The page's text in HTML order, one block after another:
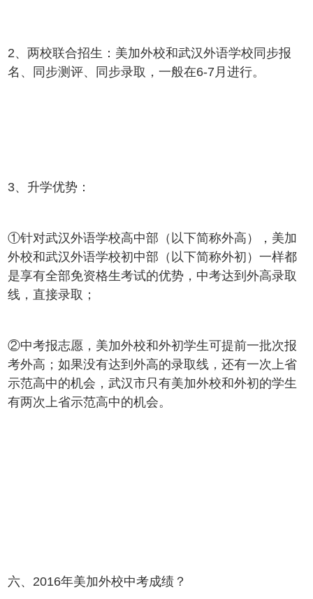
2、两校联合招生：美加外校和武汉外语学校同步报
名、同步测评、同步录取，一般在6-7月进行。
3、升学优势：
①针对武汉外语学校高中部（以下简称外高），美加
外校和武汉外语学校初中部（以下简称外初）一样都
是享有全部免资格生考试的优势，中考达到外高录取
线，直接录取；
②中考报志愿，美加外校和外初学生可提前一批次报
考外高；如果没有达到外高的录取线，还有一次上省
示范高中的机会，武汉市只有美加外校和外初的学生
有两次上省示范高中的机会。
六、2016年美加外校中考成绩？